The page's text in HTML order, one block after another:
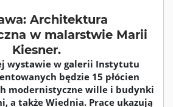
Architektura
w malarstwie Marii
Kiesner.
wystawie w galerii Instytutu
będzie 15 płócien
modernistyczne wille i budynki
a także Wiednia. Prace ukazują